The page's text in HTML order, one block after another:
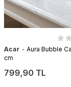
Acar - Aura Bubble
cm
799,90 TL